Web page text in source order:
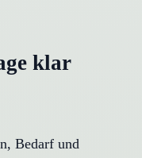
klar
Bedarf und